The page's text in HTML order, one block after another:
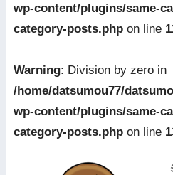
wp-content/plugins/same-
category-posts.phpon line
Warning: Division by zero in
/home/datsumou77/
wp-content/plugins/same-
category-posts.phpon line